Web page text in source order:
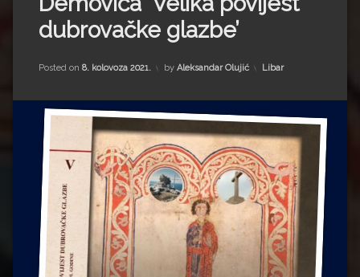
Impressum
Milenko Strižak
Drugi autori
Drugi autori
Ljiljana Lekanić-Kljaić
Željko Krznarić
Mario Lovreković
Miroslav Šantek
dubrovačke glazbe’
Posted on 8. kolovoza 2021. by Aleksandar Olujić Kategorije:
Libar